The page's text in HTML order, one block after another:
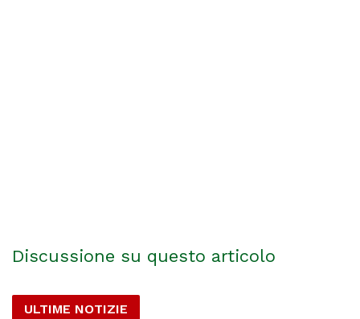
Discussione su questo articolo
ULTIME NOTIZIE